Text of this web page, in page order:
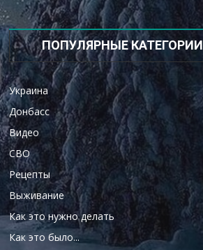
ПОПУЛЯРНЫЕ КАТЕГОРИИ
Украина
Донбасс
Видео
СВО
Рецепты
Выживание
Как это нужно делать
Как это было...